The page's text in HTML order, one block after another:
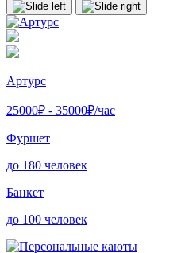
Артурс
25000₽ - 35000₽/час
Фуршет
до 180 человек
Банкет
до 100 человек